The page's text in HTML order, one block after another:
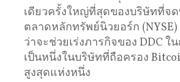
เดียวครั้งใหญ่ที่สุดของบริษัทที่จ
ตลาดหลักทรัพย์นิวยอร์ก
ว่าจะช่วยเร่งภารกิจของ DDC ใ
เป็นหนึ่งในบริษัทที่ถือครอง
สูงสุดแห่งหนึ่ง